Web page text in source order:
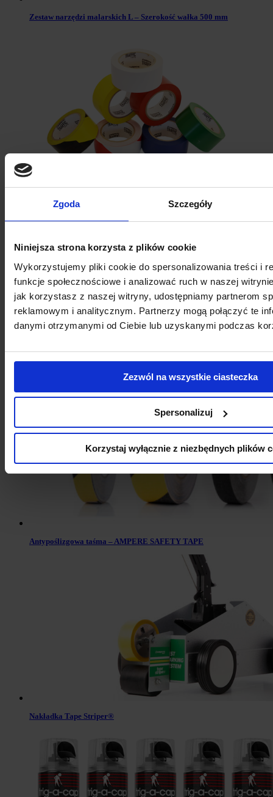
Zgoda Szczegóły
Niniejsza strona korzysta z plików cookie
Wykorzystujemy pliki cookie do spersonalizowania treści i
funkcje społecznościowe i analizować ruch w naszej
jak korzystasz z naszej witryny, udostępniamy partnerom
reklamowym i analitycznym. Partnerzy mogą połączyć te
danymi otrzymanymi od Ciebie lub uzyskanymi podczas
Zezwól na wszystkie ciasteczka
Spersonalizuj
Korzystaj wyłącznie z niezbędnych plików
Zestaw narzędzi malarskich L – Szerokość wałka 500 mm
Antypoślizgowa taśma – AMPERE SAFETY TAPE
Nakładka Tape Striper®